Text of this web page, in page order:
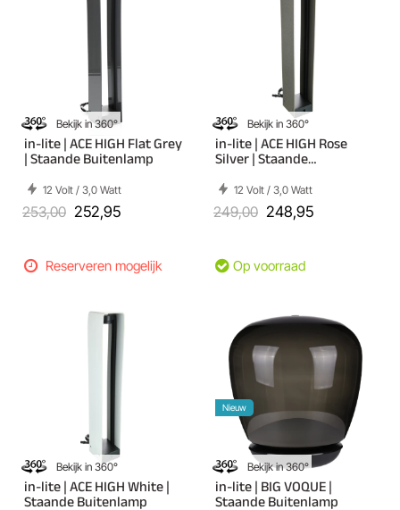
Bekijk in 360°
in-lite | ACE HIGH Flat Grey
| Staande Buitenlamp
12 Volt / 3,0 Watt
253,00 252,95
Reserveren mogelijk
Bekijk in 360°
in-lite | ACE HIGH Rose
Silver | Staande
12 Volt / 3,0 Watt
249,00 248,95
Op voorraad
Bekijk in 360°
in-lite | ACE HIGH White |
Staande Buitenlamp
Bekijk in 360°
Nieuw
in-lite | BIG VOQUE |
Staande Buitenlamp